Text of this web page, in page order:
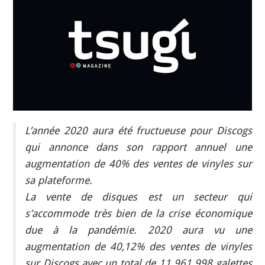
L’année 2020 aura été fructueuse pour Discogs
qui annonce dans son rapport annuel une
augmentation de 40% des ventes de vinyles sur
sa plateforme.
La vente de disques est un secteur qui
s’accommode très bien de la crise économique
due à la pandémie. 2020 aura vu une
augmentation de 40,12% des ventes de vinyles